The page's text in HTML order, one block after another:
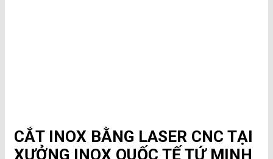
CẮT INOX BẰNG LASER CNC TẠI
XƯỞNG INOX QUỐC TẾ TỨ MINH